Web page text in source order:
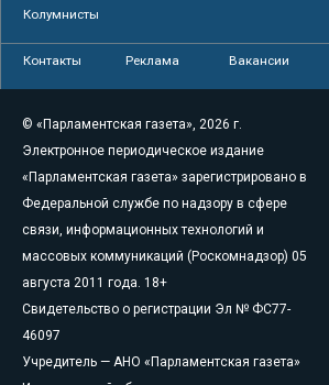
Колумнисты
Контакты Реклама Вакансии
© «Парламентская газета», 2026 г.
Электронное периодическое издание
«Парламентская газета» зарегистрировано в
Федеральной службе по надзору в сфере
связи, информационных технологий и
массовых коммуникаций (Роскомнадзор) 05
августа 2011 года. 18+
Свидетельство о регистрации Эл № ФС77-
46097
Учредитель — АНО «Парламентская газета»